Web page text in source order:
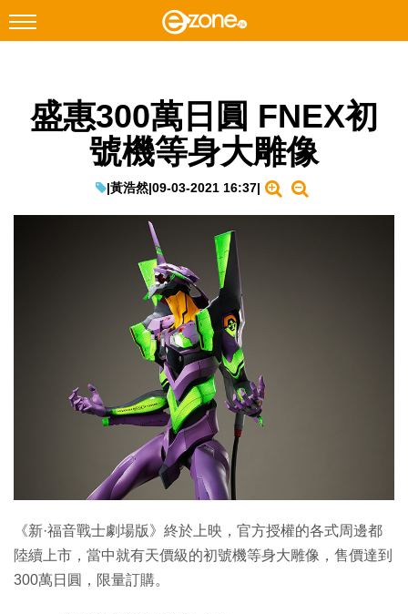
Facebook Instagram
遊戲動漫
Enterprise Digital Transformation
盛惠300萬日圓 FNEX初
號機等身大雕像
|黃浩然|09-03-2021 16:37|
《新·福音戰士劇場版》終於上映，官方授權的各式周邊都
陸續上市，當中就有天價級的初號機等身大雕像，售價達到
300萬日圓，限量訂購。